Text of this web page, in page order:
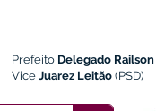
Prefeito Delegado Railson
Vice Juarez Leitão (PSD)